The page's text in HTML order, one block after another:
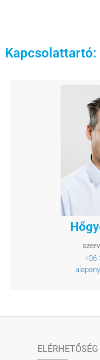
Kapcsolattartó:
+36
ELÉRHETŐSÉG